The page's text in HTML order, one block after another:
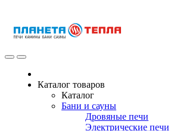
Каталог товаров
Каталог
Бани и сауны
Дровяные печи
Электрические печи